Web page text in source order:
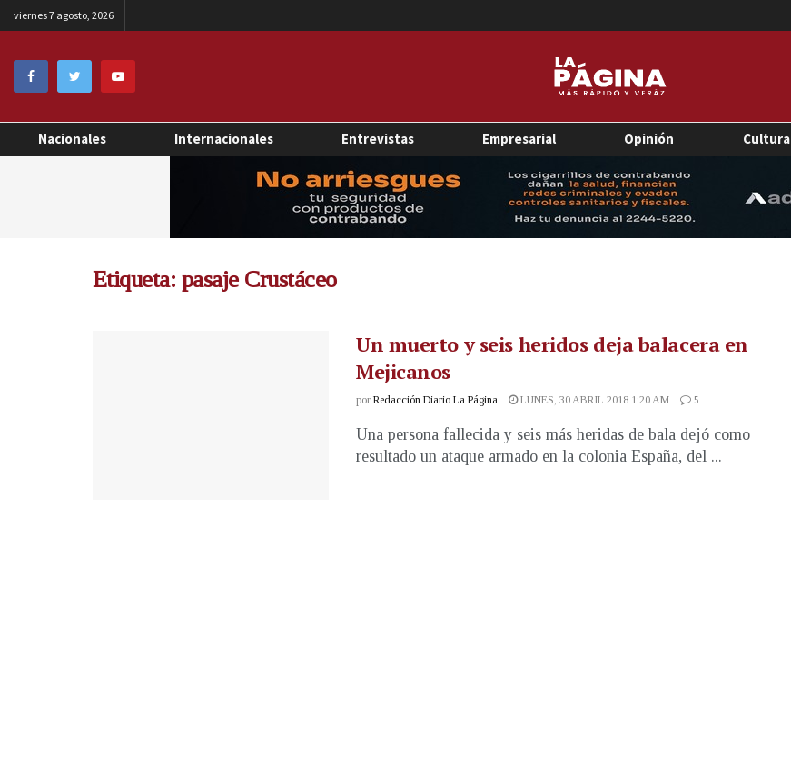
viernes 7 agosto, 2026
Nacionales Internacionales Entrevistas Empresarial Opinión Cultura
Etiqueta: pasaje Crustáceo
Un muerto y seis heridos deja balacera en
Mejicanos
por Redacción Diario La Página LUNES, 30 ABRIL 2018 1:20 AM 5
Una persona fallecida y seis más heridas de bala dejó como
resultado un ataque armado en la colonia España, del ...